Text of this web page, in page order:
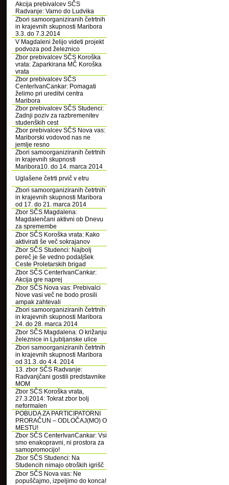
Akcija prebivalcev SČS
Radvanje: Varno do Ludvika
Zbori samoorganiziranih četrtnih
in krajevnih skupnosti Maribora
3.3. do 7.3.2014
V Magdaleni želijo videti projekt
podvoza pod železnico
Zbor prebivalcev SČS Koroška
vrata: Zaparkirana MČ Koroška
vrata
Zbor prebivalcev SČS
CenterIvanCankar: Pomagati
želimo pri ureditvi centra
Maribora
Zbor prebivalcev SČS Studenci:
Zadnji poziv za razbremenitev
studenških cest
Zbor prebivalcev SČS Nova vas:
Mariborski vodovod nas ne
jemlje resno
Zbori samoorganiziranih četrtnih
in krajevnih skupnosti
Maribora10. do 14. marca 2014
Uglašene četrti prvič v etru
Zbori samoorganiziranih četrtnih
in krajevnih skupnosti Maribora
od 17. do 21. marca 2014
Zbor SČS Magdalena:
Magdalenčani aktivni ob Dnevu
za spremembe
Zbor SČS Koroška vrata: Kako
aktivirati še več sokrajanov
Zbor SČS Studenci: Najbolj
pereč je še vedno podaljšek
Ceste Proletarskih brigad
Zbor SČS CenterIvanCankar:
Akcija gre naprej
Zbor SČS Nova vas: Prebivalci
Nove vasi več ne bodo prosili
ampak zahtevali
Zbori samoorganiziranih četrtnih
in krajevnih skupnosti Maribora
24. do 28. marca 2014
Zbor SČS Magdalena: O križanju
železnice in Ljubljanske ulice
Zbori samoorganiziranih četrtnih
in krajevnih skupnosti Maribora
od 31.3. do 4.4. 2014
13. zbor SČS Radvanje:
Radvanjčani gostili predstavnike
MOM
Zbor SČS Koroška vrata,
27.3.2014: Tokrat zbor bolj
neformalen
POBUDA ZA PARTICIPATORNI
PRORAČUN – ODLOČAJ(MO) O
MESTU!
Zbor SČS CenterIvanCankar: Vsi
smo enakopravni, ni prostora za
samopromocijo!
Zbor SČS Studenci: Na
Studencih nimajo otroških igrišč
Zbor SČS Nova vas: Ne
popuščajmo, izpeljimo do konca!